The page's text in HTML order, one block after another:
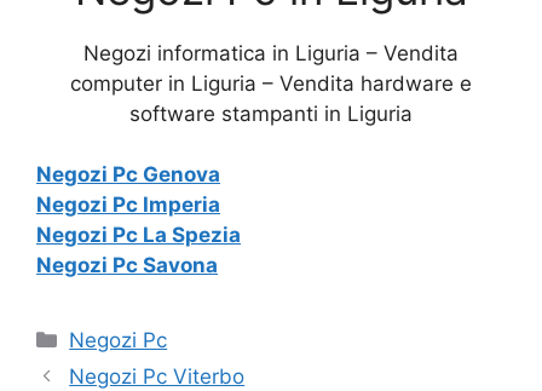
Negozi informatica in Liguria – Vendita
computer in Liguria – Vendita hardware e
software stampanti in Liguria
Negozi Pc Genova
Negozi Pc Imperia
Negozi Pc La Spezia
Negozi Pc Savona
Categorie
Negozi Pc
Negozi Pc Viterbo